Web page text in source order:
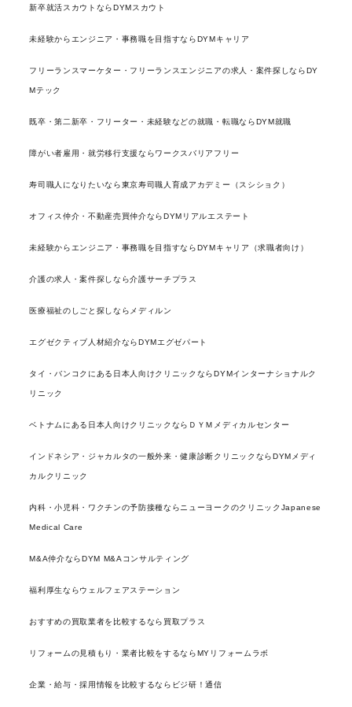
新卒就活スカウトならDYMスカウト
未経験からエンジニア・事務職を目指すならDYMキャリア
フリーランスマーケター・フリーランスエンジニアの求人・案件探しならDY
Mテック
既卒・第二新卒・フリーター・未経験などの就職・転職ならDYM就職
障がい者雇用・就労移行支援ならワークスバリアフリー
寿司職人になりたいなら東京寿司職人育成アカデミー（スシショク）
オフィス仲介・不動産売買仲介ならDYMリアルエステート
未経験からエンジニア・事務職を目指すならDYMキャリア（求職者向け）
介護の求人・案件探しなら介護サーチプラス
医療福祉のしごと探しならメディルン
エグゼクティブ人材紹介ならDYMエグゼパート
タイ・バンコクにある日本人向けクリニックならDYMインターナショナルク
リニック
ベトナムにある日本人向けクリニックならＤＹＭメディカルセンター
インドネシア・ジャカルタの一般外来・健康診断クリニックならDYMメディ
カルクリニック
内科・小児科・ワクチンの予防接種ならニューヨークのクリニックJapanese
Medical Care
M&A仲介ならDYM M&Aコンサルティング
福利厚生ならウェルフェアステーション
おすすめの買取業者を比較するなら買取プラス
リフォームの見積もり・業者比較をするならMYリフォームラボ
企業・給与・採用情報を比較するならビジ研！通信